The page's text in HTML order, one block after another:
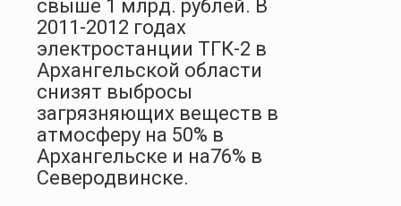
свыше 1 млрд. рублей. В
2011-2012 годах
электростанции ТГК-2 в
Архангельской области
снизят выбросы
загрязняющих веществ в
атмосферу на 50% в
Архангельске и на76% в
Северодвинске.